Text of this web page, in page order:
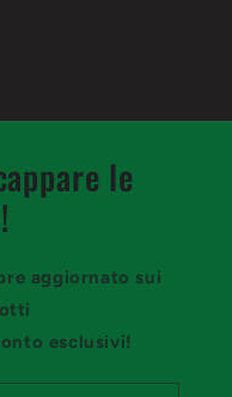
le
aggiornato sui
esclusivi!